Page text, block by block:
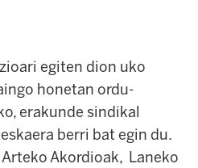
egiten dion uko
honetan ordu-
erakunde sindikal
berri bat egin du.
Akordioak, Laneko